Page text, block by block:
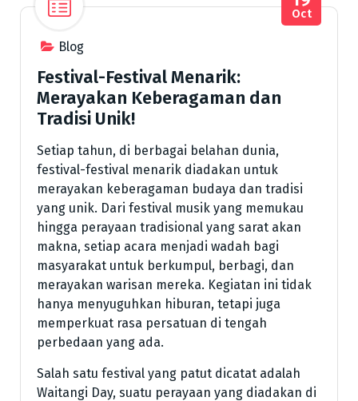
Blog
Oct
Festival-Festival Menarik:
Merayakan Keberagaman dan
Tradisi Unik!
Setiap tahun, di berbagai belahan dunia,
festival-festival menarik diadakan untuk
merayakan keberagaman budaya dan tradisi
yang unik. Dari festival musik yang memukau
hingga perayaan tradisional yang sarat akan
makna, setiap acara menjadi wadah bagi
masyarakat untuk berkumpul, berbagi, dan
merayakan warisan mereka. Kegiatan ini tidak
hanya menyuguhkan hiburan, tetapi juga
memperkuat rasa persatuan di tengah
perbedaan yang ada.
Salah satu festival yang patut dicatat adalah
Waitangi Day, suatu perayaan yang diadakan di